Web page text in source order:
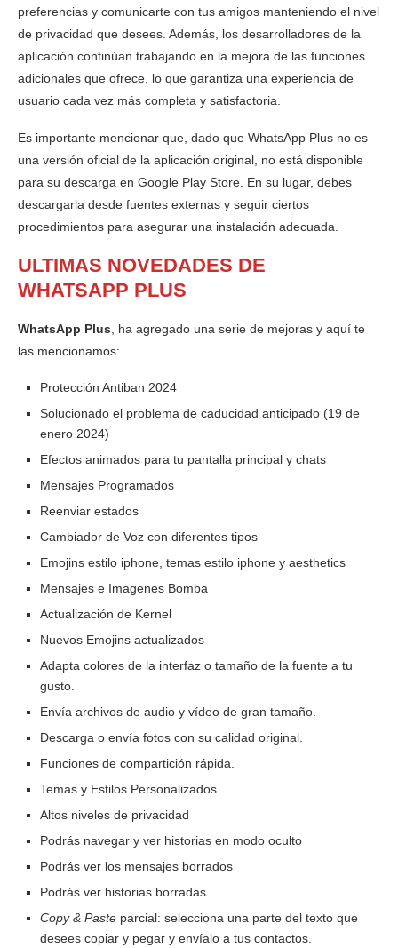
preferencias y comunicarte con tus amigos manteniendo el nivel
de privacidad que desees. Además, los desarrolladores de la
aplicación continúan trabajando en la mejora de las funciones
adicionales que ofrece, lo que garantiza una experiencia de
usuario cada vez más completa y satisfactoria.
Es importante mencionar que, dado que WhatsApp Plus no es
una versión oficial de la aplicación original, no está disponible
para su descarga en Google Play Store. En su lugar, debes
descargarla desde fuentes externas y seguir ciertos
procedimientos para asegurar una instalación adecuada.
ULTIMAS NOVEDADES DE
WHATSAPP PLUS
WhatsApp Plus, ha agregado una serie de mejoras y aquí te
las mencionamos:
Protección Antiban 2024
Solucionado el problema de caducidad anticipado (19 de
enero 2024)
Efectos animados para tu pantalla principal y chats
Mensajes Programados
Reenviar estados
Cambiador de Voz con diferentes tipos
Emojins estilo iphone, temas estilo iphone y aesthetics
Mensajes e Imagenes Bomba
Actualización de Kernel
Nuevos Emojins actualizados
Adapta colores de la interfaz o tamaño de la fuente a tu
gusto.
Envía archivos de audio y vídeo de gran tamaño.
Descarga o envía fotos con su calidad original.
Funciones de compartición rápida.
Temas y Estilos Personalizados
Altos niveles de privacidad
Podrás navegar y ver historias en modo oculto
Podrás ver los mensajes borrados
Podrás ver historias borradas
Copy & Paste parcial: selecciona una parte del texto que
desees copiar y pegar y envíalo a tus contactos.